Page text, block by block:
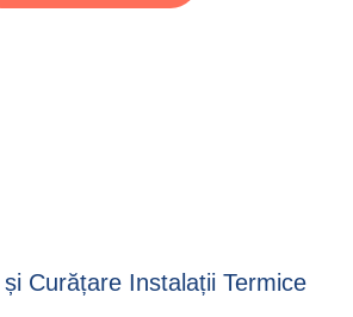
Curățare Instalații Termice